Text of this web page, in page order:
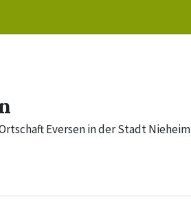
Eversen in der Stadt Nieheim